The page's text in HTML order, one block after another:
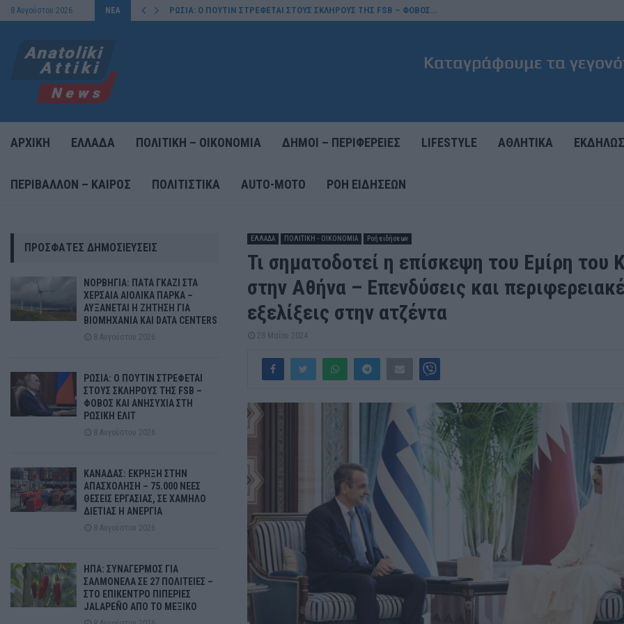
8 Αυγούστου 2026 ΝΕΑ ΡΩΣΙΑ: Ο ΠΟΥΤΙΝ ΣΤΡΕΦΕΤΑΙ ΣΤΟΥΣ ΣΚΛΗΡΟΥΣ ΤΗΣ FSB – ΦΟΒΟΣ…
ΑΡΧΙΚΗ ΕΛΛΑΔΑ ΠΟΛΙΤΙΚΗ – ΟΙΚΟΝΟΜΙΑ ΔΗΜΟΙ – ΠΕΡΙΦΕΡΕΙΕΣ LIFESTYLE ΑΘΛΗΤΙΚΑ
ΠΕΡΙΒΑΛΛΟΝ – ΚΑΙΡΟΣ ΠΟΛΙΤΙΣΤΙΚΑ AUTO-MOTO ΡΟΉ ΕΙΔΉΣΕΩΝ
ΕΛΛΑΔΑ ΠΟΛΙΤΙΚΗ - ΟΙΚΟΝΟΜΙΑ Ροή ειδήσεων
Τι σηματοδοτεί η επίσκεψη του Εμίρη του
στην Αθήνα – Επενδύσεις και
εξελίξεις στην ατζέντα
28 Μαΐου 2024
ΠΡΌΣΦΑΤΕΣ ΔΗΜΟΣΙΕΎΣΕΙΣ
ΝΟΡΒΗΓΙΑ: ΠΑΤΑ ΓΚΑΖΙ ΣΤΑ
ΧΕΡΣΑΙΑ ΑΙΟΛΙΚΑ ΠΑΡΚΑ –
ΑΥΞΑΝΕΤΑΙ Η ΖΗΤΗΣΗ ΓΙΑ
ΒΙΟΜΗΧΑΝΙΑ ΚΑΙ DATA CENTERS
8 Αυγούστου 2026
ΡΩΣΙΑ: Ο ΠΟΥΤΙΝ ΣΤΡΕΦΕΤΑΙ
ΣΤΟΥΣ ΣΚΛΗΡΟΥΣ ΤΗΣ FSB –
ΦΟΒΟΣ ΚΑΙ ΑΝΗΣΥΧΙΑ ΣΤΗ
ΡΩΣΙΚΗ ΕΛΙΤ
8 Αυγούστου 2026
ΚΑΝΑΔΑΣ: ΕΚΡΗΞΗ ΣΤΗΝ
ΑΠΑΣΧΟΛΗΣΗ – 75.000 ΝΕΕΣ
ΘΕΣΕΙΣ ΕΡΓΑΣΙΑΣ, ΣΕ ΧΑΜΗΛΟ
ΔΙΕΤΙΑΣ Η ΑΝΕΡΓΙΑ
8 Αυγούστου 2026
ΗΠΑ: ΣΥΝΑΓΕΡΜΟΣ ΓΙΑ
ΣΑΛΜΟΝΕΛΑ ΣΕ 27 ΠΟΛΙΤΕΙΕΣ –
ΣΤΟ ΕΠΙΚΕΝΤΡΟ ΠΙΠΕΡΙΕΣ
JALAPEÑO ΑΠΟ ΤΟ ΜΕΞΙΚΟ